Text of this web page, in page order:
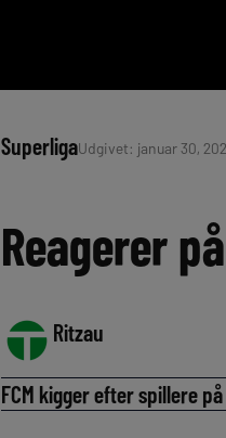
SuperligaUdgivet: januar 30,
Reagerer
Ritzau
FCM kigger efter spillere